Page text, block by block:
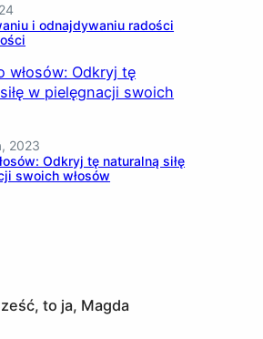
i odnajdywaniu radości
2023
Odkryj tę naturalną siłę
swoich włosów
to ja, Magda